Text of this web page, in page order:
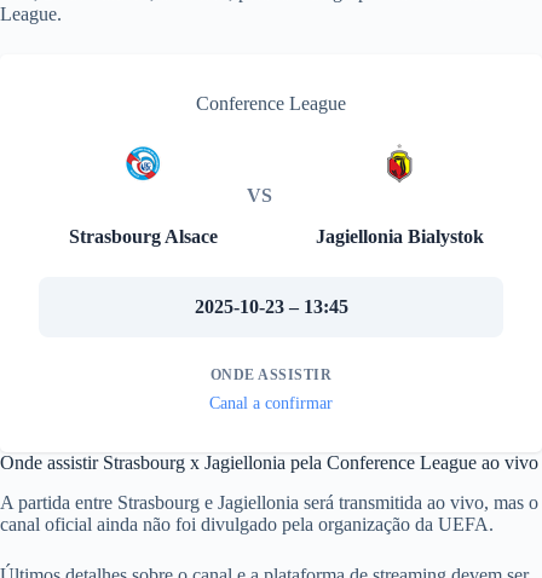
League.
Conference League
Strasbourg Alsace
VS
Jagiellonia Bialystok
2025-10-23 – 13:45
ONDE ASSISTIR
Canal a confirmar
Onde assistir Strasbourg x Jagiellonia pela Conference League ao vivo
A partida entre Strasbourg e Jagiellonia será transmitida ao vivo, mas o
canal oficial ainda não foi divulgado pela organização da UEFA.